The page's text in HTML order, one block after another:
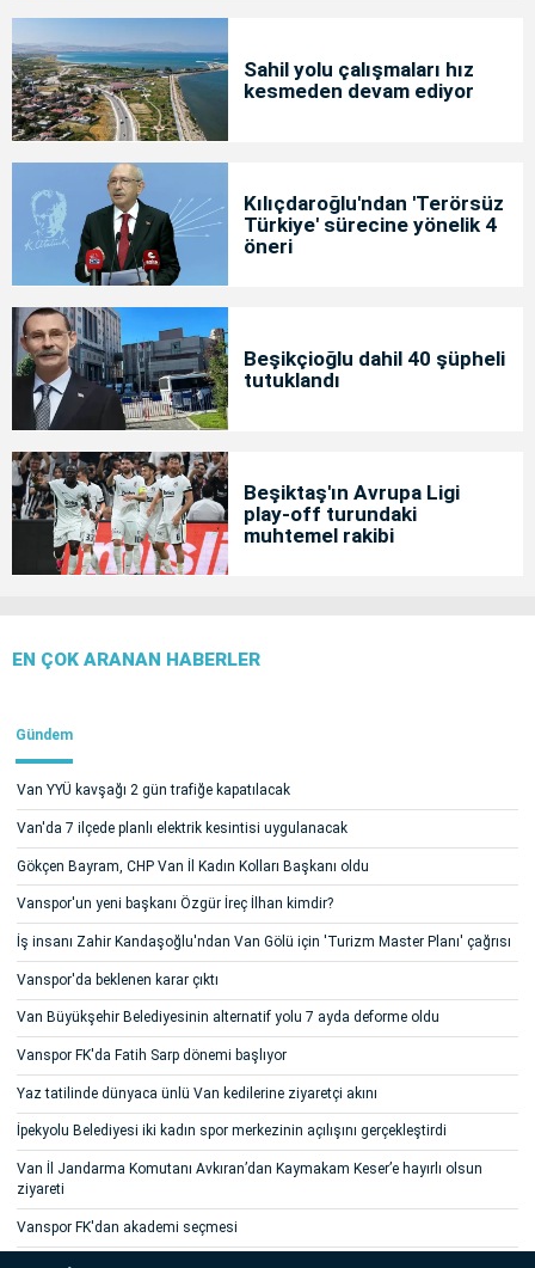
Sahil yolu çalışmaları hız
kesmeden devam ediyor
Kılıçdaroğlu'ndan 'Terörsüz
Türkiye' sürecine yönelik 4
öneri
Beşikçioğlu dahil 40 şüpheli
tutuklandı
Beşiktaş'ın Avrupa Ligi
play-off turundaki
muhtemel rakibi
EN ÇOK ARANAN HABERLER
Gündem
Van YYÜ kavşağı 2 gün trafiğe kapatılacak
Van'da 7 ilçede planlı elektrik kesintisi uygulanacak
Gökçen Bayram, CHP Van İl Kadın Kolları Başkanı oldu
Vanspor'un yeni başkanı Özgür İreç İlhan kimdir?
İş insanı Zahir Kandaşoğlu'ndan Van Gölü için 'Turizm Master Planı' çağrısı
Vanspor'da beklenen karar çıktı
Van Büyükşehir Belediyesinin alternatif yolu 7 ayda deforme oldu
Vanspor FK'da Fatih Sarp dönemi başlıyor
Yaz tatilinde dünyaca ünlü Van kedilerine ziyaretçi akını
İpekyolu Belediyesi iki kadın spor merkezinin açılışını gerçekleştirdi
Van İl Jandarma Komutanı Avkıran’dan Kaymakam Keser’e hayırlı olsun
ziyareti
Vanspor FK'dan akademi seçmesi